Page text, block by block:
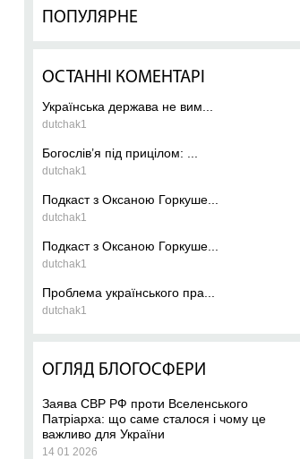
ПОПУЛЯРНЕ
ОСТАННІ КОМЕНТАРІ
Українська держава не вим...
dutchak1
Богослів’я під прицілом: ...
dutchak1
Подкаст з Оксаною Горкуше...
dutchak1
Подкаст з Оксаною Горкуше...
dutchak1
Проблема українського пра...
dutchak1
ОГЛЯД БЛОГОСФЕРИ
Заява СВР РФ проти Вселенського
Патріарха: що саме сталося і чому це
важливо для України
14 01 2026